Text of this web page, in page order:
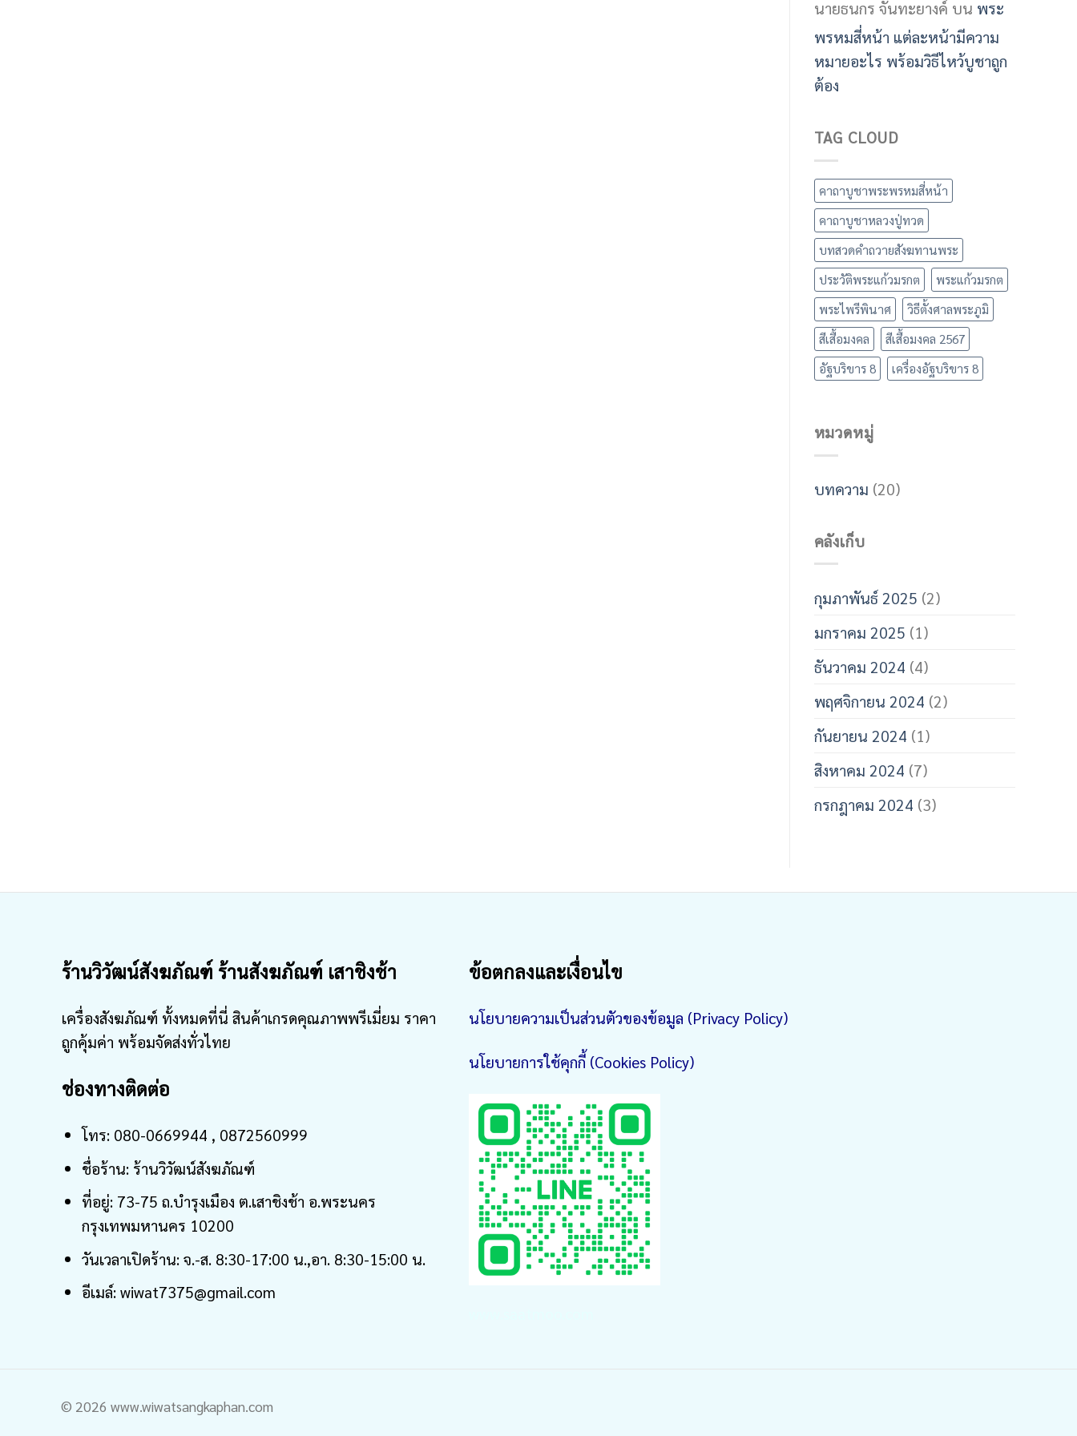
นายธนกร จันทะยางค์ บน พระ
พรหมสี่หน้า แต่ละหน้ามีความ
หมายอะไร พร้อมวิธีไหว้บูชาถูก
ต้อง
TAG CLOUD
คาถาบูชาพระพรหมสี่หน้า
คาถาบูชาหลวงปู่ทวด
บทสวดคำถวายสังฆทานพระ
ประวัติพระแก้วมรกต
พระแก้วมรกต
พระไพรีพินาศ
วิธีตั้งศาลพระภูมิ
สีเสื้อมงคล
สีเสื้อมงคล 2567
อัฐบริขาร 8
เครื่องอัฐบริขาร 8
หมวดหมู่
บทความ (20)
คลังเก็บ
กุมภาพันธ์ 2025 (2)
มกราคม 2025 (1)
ธันวาคม 2024 (4)
พฤศจิกายน 2024 (2)
กันยายน 2024 (1)
สิงหาคม 2024 (7)
กรกฎาคม 2024 (3)
ร้านวิวัฒน์สังฆภัณฑ์ ร้านสังฆภัณฑ์ เสาชิงช้า
เครื่องสังฆภัณฑ์ ทั้งหมดที่นี่ สินค้าเกรดคุณภาพพรีเมี่ยม ราคา
ถูกคุ้มค่า พร้อมจัดส่งทั่วไทย
ช่องทางติดต่อ
โทร: 080-0669944 , 0872560999
ชื่อร้าน: ร้านวิวัฒน์สังฆภัณฑ์
ที่อยู่: 73-75 ถ.บำรุงเมือง ต.เสาชิงช้า อ.พระนคร
กรุงเทพมหานคร 10200
วันเวลาเปิดร้าน: จ.-ส. 8:30-17:00 น.,อา. 8:30-15:00 น.
อีเมล์: wiwat7375@gmail.com
ข้อตกลงและเงื่อนไข
นโยบายความเป็นส่วนตัวของข้อมูล (Privacy Policy)
นโยบายการใช้คุกกี้ (Cookies Policy)
© 2026 www.wiwatsangkaphan.com